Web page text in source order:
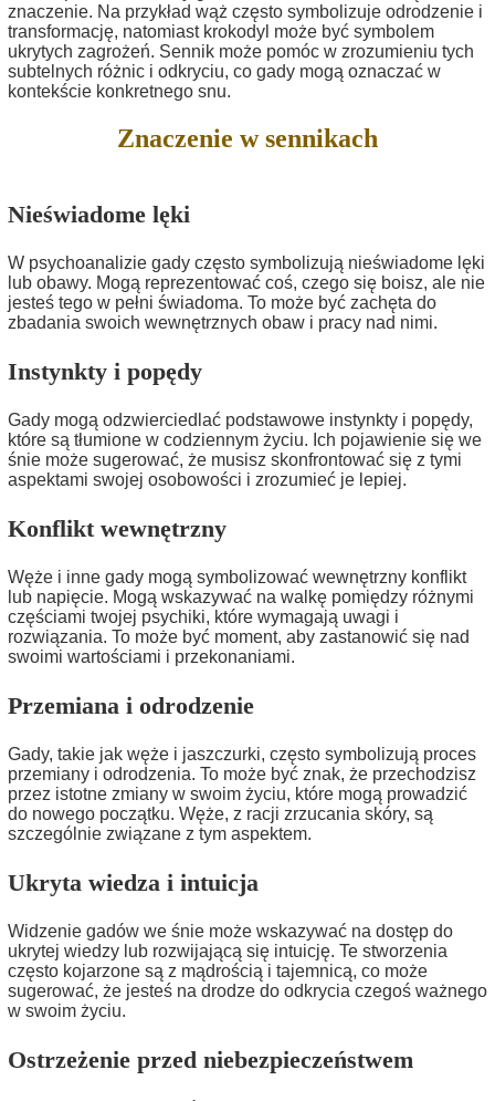
znaczenie. Na przykład wąż często symbolizuje odrodzenie i
transformację, natomiast krokodyl może być symbolem
ukrytych zagrożeń. Sennik może pomóc w zrozumieniu tych
subtelnych różnic i odkryciu, co gady mogą oznaczać w
kontekście konkretnego snu.
Znaczenie w sennikach
Nieświadome lęki
W psychoanalizie gady często symbolizują nieświadome lęki
lub obawy. Mogą reprezentować coś, czego się boisz, ale nie
jesteś tego w pełni świadoma. To może być zachęta do
zbadania swoich wewnętrznych obaw i pracy nad nimi.
Instynkty i popędy
Gady mogą odzwierciedlać podstawowe instynkty i popędy,
które są tłumione w codziennym życiu. Ich pojawienie się we
śnie może sugerować, że musisz skonfrontować się z tymi
aspektami swojej osobowości i zrozumieć je lepiej.
Konflikt wewnętrzny
Węże i inne gady mogą symbolizować wewnętrzny konflikt
lub napięcie. Mogą wskazywać na walkę pomiędzy różnymi
częściami twojej psychiki, które wymagają uwagi i
rozwiązania. To może być moment, aby zastanowić się nad
swoimi wartościami i przekonaniami.
Przemiana i odrodzenie
Gady, takie jak węże i jaszczurki, często symbolizują proces
przemiany i odrodzenia. To może być znak, że przechodzisz
przez istotne zmiany w swoim życiu, które mogą prowadzić
do nowego początku. Węże, z racji zrzucania skóry, są
szczególnie związane z tym aspektem.
Ukryta wiedza i intuicja
Widzenie gadów we śnie może wskazywać na dostęp do
ukrytej wiedzy lub rozwijającą się intuicję. Te stworzenia
często kojarzone są z mądrością i tajemnicą, co może
sugerować, że jesteś na drodze do odkrycia czegoś ważnego
w swoim życiu.
Ostrzeżenie przed niebezpieczeństwem